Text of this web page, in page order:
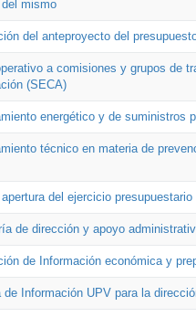
mismo
del anteproyecto del
a comisiones y grupos de
(SECA)
energético y de suministros
técnico en materia de
del ejercicio presupuestario
de dirección y apoyo
de Información económica y
de Información UPV para la